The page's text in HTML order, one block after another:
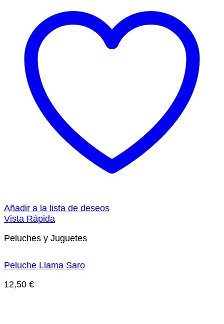
Añadir a la lista de deseos
Vista Rápida
Peluches y Juguetes
Peluche Llama Saro
12,50 €